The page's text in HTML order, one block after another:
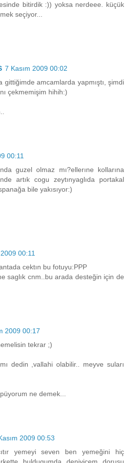
bitirdik :)) yoksa nerdeee. küçük
seçiyor...
7 Kasım 2009 00:02
gittiğimde amcamlarda yapmıştı, şimdi
çekmemişim hihih:)
00:11
guzel olmaz mı?ellerıne kollarına
artık cogu zeytınyaglıda portakal
bile yakısıyor:)
00:11
cektın bu fotuyu:PPP
saglık cnm..bu arada desteğin için de
2009 00:17
tekrar ;)
dedin ,vallahi olabilir.. meyve suları
ne demek...
2009 00:53
yemeyi seven ben yemeğini hiç